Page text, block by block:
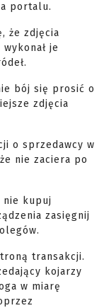
portalu.
że zdjęcia
je
bój się prosić o
zdjęcia
o sprzedawcy w
nie zaciera po
nie kupuj
zasięgnij
transakcji.
kojarzy
w miarę